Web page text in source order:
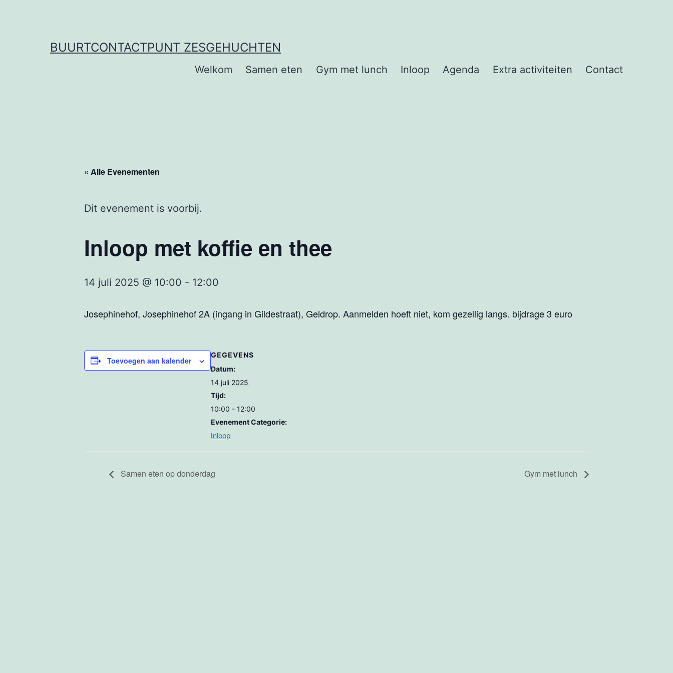
BUURTCONTACTPUNT ZESGEHUCHTEN
Welkom Samen eten Gym met lunch Inloop Agenda Extra activiteiten Contact
« Alle Evenementen
Dit evenement is voorbij.
Inloop met koffie en thee
14 juli 2025 @ 10:00 - 12:00
Josephinehof, Josephinehof 2A (ingang in Gildestraat), Geldrop. Aanmelden hoeft niet, kom gezellig langs. bijdrage 3 euro
Toevoegen aan kalender
GEGEVENS
Datum:
14 juli 2025
Tijd:
10:00 - 12:00
Evenement Categorie:
Inloop
Samen eten op donderdag Gym met lunch